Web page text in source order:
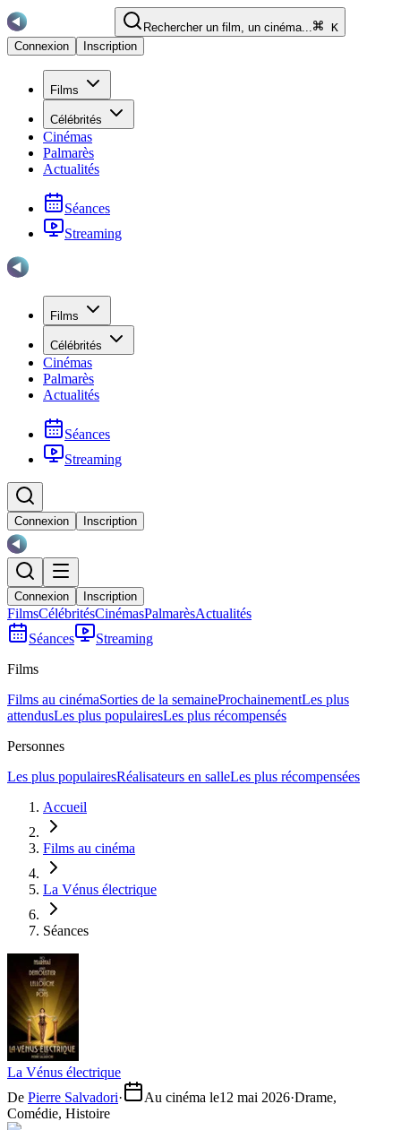
Rechercher un film, un cinéma...
K
Connexion
Inscription
Films
Célébrités
Cinémas
Palmarès
Actualités
Séances
Streaming
Films
Célébrités
Cinémas
Palmarès
Actualités
Séances
Streaming
Connexion Inscription
Connexion Inscription
FilmsCélébritésCinémasPalmarèsActualités
Séances
Streaming
Films
Films au cinémaSorties de la semaineProchainementLes plus
attendusLes plus populairesLes plus récompensés
Personnes
Les plus populairesRéalisateurs en salleLes plus récompensées
Accueil
Films au cinéma
La Vénus électrique
Séances
La Vénus électrique
De Pierre Salvadori· Au cinéma le12 mai 2026·Drame,
Comédie, Histoire